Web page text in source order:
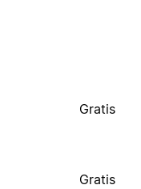
Gratis
Gratis